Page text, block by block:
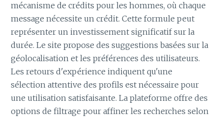
mécanisme de crédits pour les hommes, où chaque
message nécessite un crédit. Cette formule peut
représenter un investissement significatif sur la
durée. Le site propose des suggestions basées sur la
géolocalisation et les préférences des utilisateurs.
Les retours d'expérience indiquent qu'une
sélection attentive des profils est nécessaire pour
une utilisation satisfaisante. La plateforme offre des
options de filtrage pour affiner les recherches selon